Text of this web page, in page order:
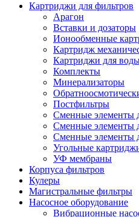
Картриджи для фильтров
Арагон
Вставки и дозаторы
Ионообменные
Картридж
Картриджи для
Комплекты
Минерализаторы
Постфильтры
Сменные элементы
Сменные элементы
Сменные элементы
Угольные
УФ мембраны
Корпуса фильтров
Кулеры
Магистральные фильтры
Насосное оборудование
Вибрационные